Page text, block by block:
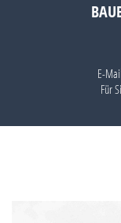
E-
Für